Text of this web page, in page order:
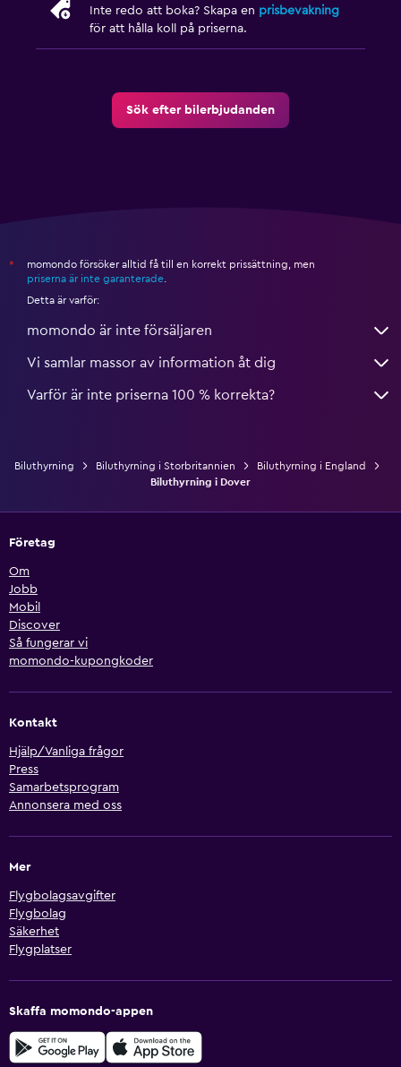
Inte redo att boka? Skapa en prisbevakning
för att hålla koll på priserna.
Sök efter bilerbjudanden
*
momondo försöker alltid få till en korrekt prissättning, men
priserna är inte garanterade.
Detta är varför:
momondo är inte försäljaren
Vi samlar massor av information åt dig
Varför är inte priserna 100 % korrekta?
Biluthyrning Biluthyrning i Storbritannien
Biluthyrning i England
Biluthyrning i Dover
Företag
Om
Jobb
Mobil
Discover
Så fungerar vi
momondo-kupongkoder
Kontakt
Hjälp/Vanliga frågor
Press
Samarbetsprogram
Annonsera med oss
Mer
Flygbolagsavgifter
Flygbolag
Säkerhet
Flygplatser
Skaffa momondo-appen